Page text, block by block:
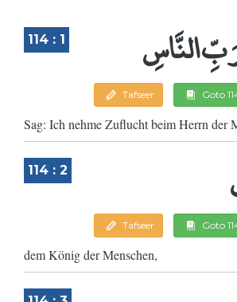
114 : 1 النَّاسِ
Tafseer Goto
Sag: Ich nehme Zuflucht beim Herrn der
114 : 2
Tafseer Goto
dem König der Menschen,